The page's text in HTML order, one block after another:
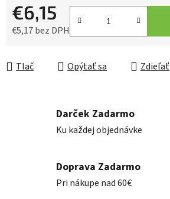
€6,15
€5,17 bez DPH
Tlač Opýtať sa Zdieľať
Darček Zadarmo
Ku každej objednávke
Doprava Zadarmo
Pri nákupe nad 60€